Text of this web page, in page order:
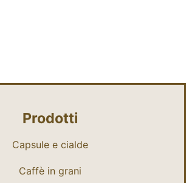
Prodotti
Capsule e cialde
Caffè in grani